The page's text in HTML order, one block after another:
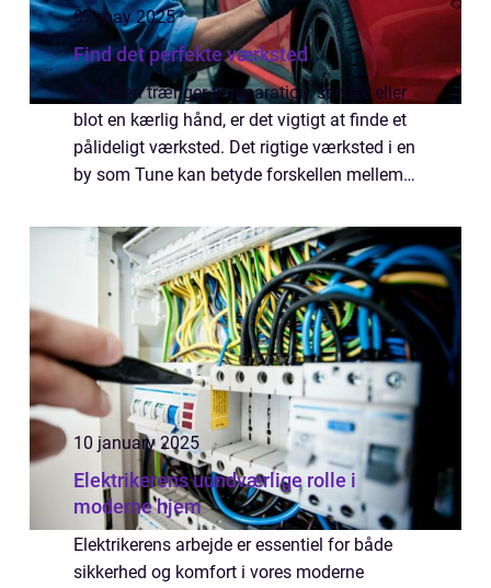
07 may 2025
Find det perfekte værksted
Når bilen trænger til reparation, service eller
blot en kærlig hånd, er det vigtigt at finde et
pålideligt værksted. Det rigtige værksted i en
by som Tune kan betyde forskellen mellem
10 january 2025
Elektrikerens uundværlige rolle i
moderne hjem
Elektrikerens arbejde er essentiel for både
sikkerhed og komfort i vores moderne